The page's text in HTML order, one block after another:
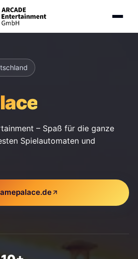
– Spaß für die ganze
Spielautomaten und